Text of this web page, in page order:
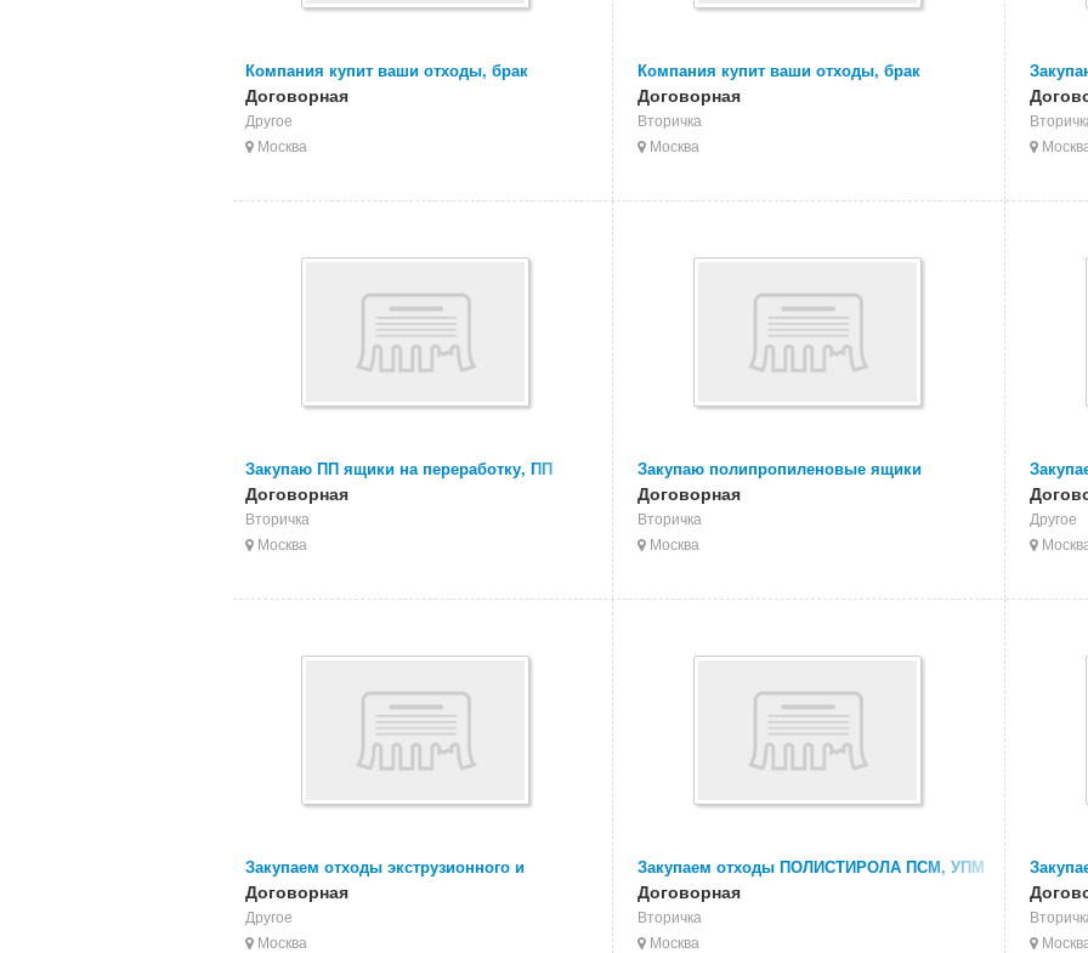
Компания купит ваши отходы, брак
экструзионного и литьевого АБС
Договорная
Другое
Москва
Компания купит ваши отходы, брак
ПОЛИСТИРОЛА
Договорная
Вторичка
Москва
Закупаю ПП ящики на переработку, ПП
ведра, ПП мешки, ПП биг бэги, ПП пленку
Договорная
Вторичка
Москва
Закупаю полипропиленовые ящики
Договорная
Вторичка
Москва
Другое
Закупаем отходы экструзионного и
литьевого АБС
Договорная
Другое
Москва
Закупаем отходы ПОЛИСТИРОЛА ПСМ, УПМ
Договорная
Вторичка
Москва